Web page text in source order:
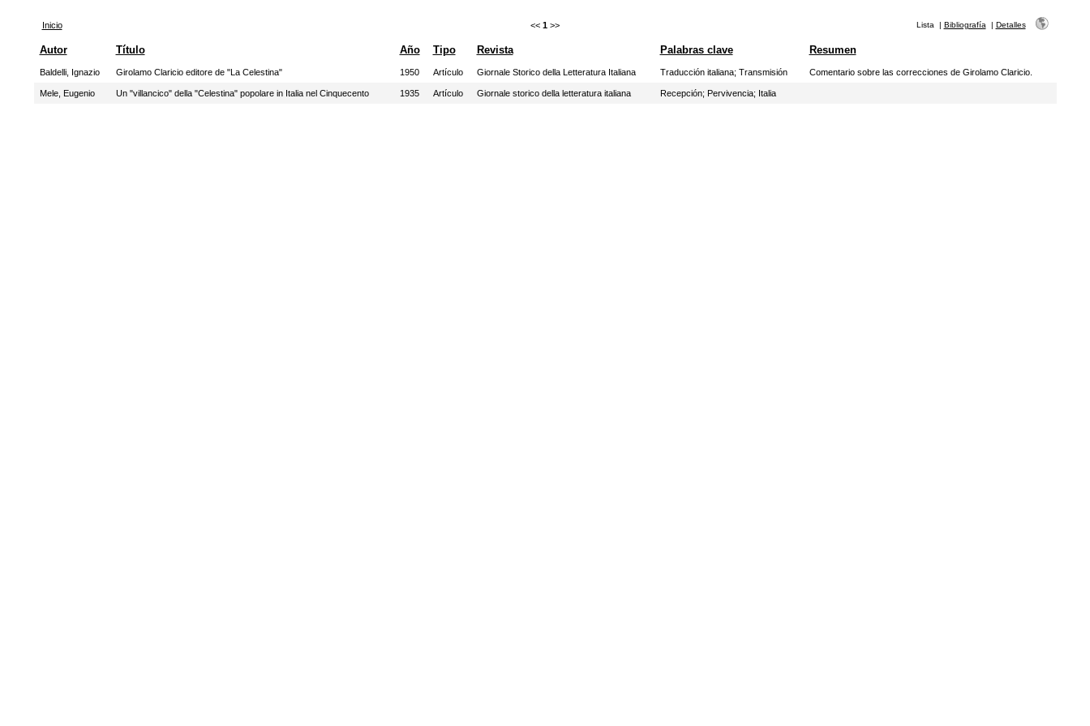
Inicio << 1 >> Lista | Bibliografía | Detalles
Autor Título Año Tipo Revista Palabras clave Resumen
Baldelli, Ignazio Girolamo Claricio editore de "La Celestina" 1950 Artículo Giornale Storico della Letteratura Italiana Traducción italiana; Transmisión Comentario sobre las correcciones de Girolamo Claricio.
Mele, Eugenio Un "villancico" della "Celestina" popolare in Italia nel Cinquecento 1935 Artículo Giornale storico della letteratura italiana Recepción; Pervivencia; Italia